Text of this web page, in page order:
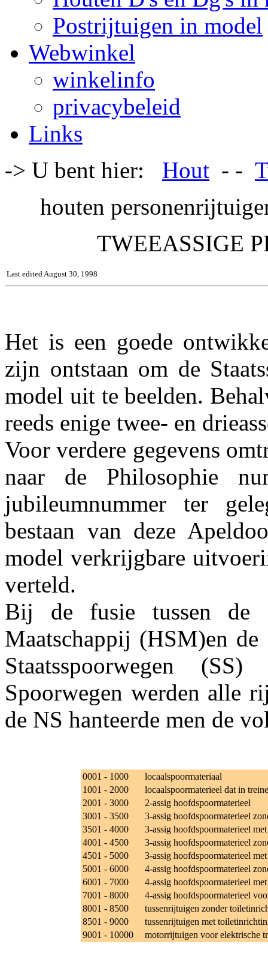
Postrijtuigen in model
Webwinkel
winkelinfo
privacybeleid
Links
-> U bent hier: Hout - -
houten
TWEEASSIGE
Last edited August 30, 1998
Het is een goede
zijn ontstaan om de
model uit te beelden.
reeds enige twee- en
Voor verdere gegevens
naar de Philosophie
jubileumnummer ter
bestaan van deze
model verkrijgbare
verteld.
Bij de fusie tussen de
Maatschappij (HSM)en
Staatsspoorwegen
Spoorwegen werden alle
de NS hanteerde men de
0001 - 1000
locaalspoormateriaal
1001 - 2000
locaalspoormaterieel dat in
2001 - 3000
2-assig hoofdspoormaterieel
3001 - 3500
3-assig hoofdspoormaterieel
3501 - 4000
3-assig hoofdspoormaterieel
4001 - 4500
3-assig hoofdspoormaterieel
4501 - 5000
3-assig hoofdspoormaterieel
5001 - 6000
4-assig hoofdspoormaterieel
6001 - 7000
4-assig hoofdspoormaterieel
7001 - 8000
4-assig hoofdspoormaterieel
8001 - 8500
tussenrijtuigen zonder
8501 - 9000
tussenrijtuigen met
9001 - 10000
motorrijtuigen voor elektrische